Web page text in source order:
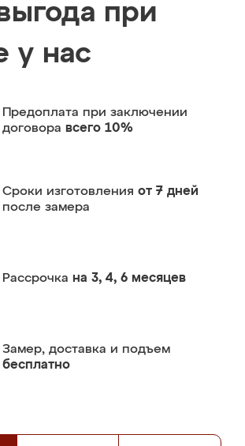
при
у нас
Предоплата при заключении
договора всего 10%
Сроки изготовления от 7 дней
после замера
Рассрочка на 3, 4, 6 месяцев
Замер, доставка и подъем
бесплатно